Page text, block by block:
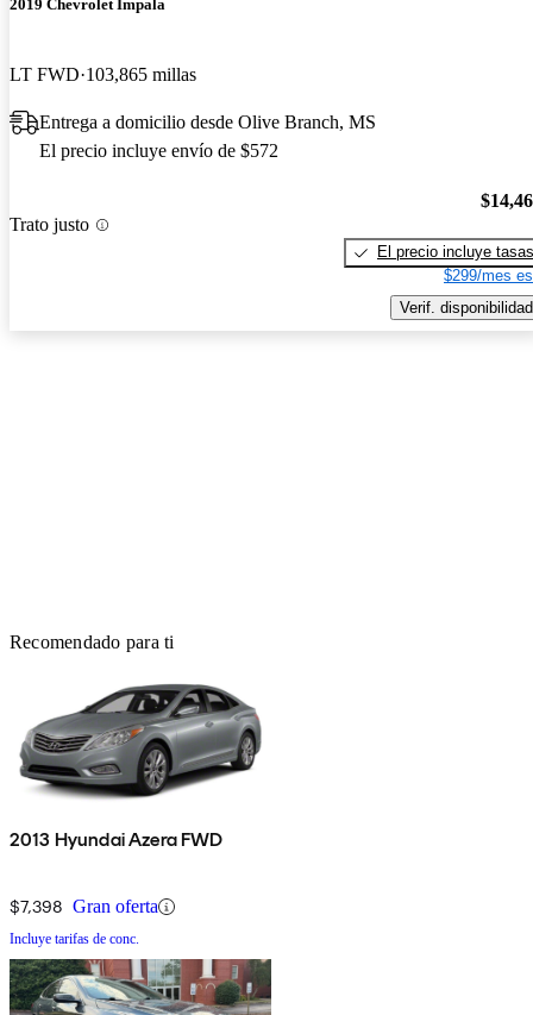
2019 Chevrolet Impala
LT FWD 103,865 millas
Entrega a domicilio desde Olive Branch, MS
El precio incluye envío de $572
Trato justo
El precio incluye tasas
$299/mes
Verif. disponibilidad
Recomendado para ti
2013 Hyundai Azera FWD
$7,398 Gran oferta
Incluye tarifas de conc.